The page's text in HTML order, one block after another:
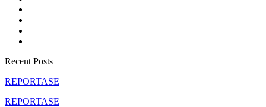
Recent Posts
REPORTASE
REPORTASE